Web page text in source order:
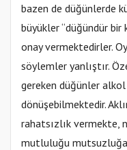
bazen de düğünlerde
büyükler “düğündür
onay vermektedirler.
söylemler yanlıştır.
gereken düğünler
dönüşebilmektedir.
rahatsızlık vermekte,
mutluluğu mutsuzluğa,